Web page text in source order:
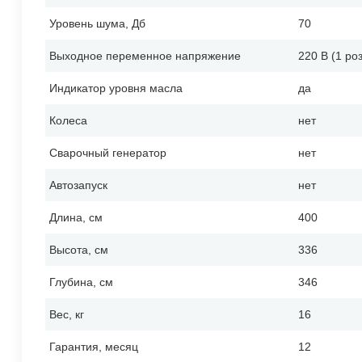
Уровень шума, Дб 70
Выходное переменное напряжение 220 В (1
Индикатор уровня масла да
Колеса нет
Сварочный генератор нет
Автозапуск нет
Длина, см 400
Высота, см 336
Глубина, см 346
Вес, кг 16
Гарантия, месяц 12